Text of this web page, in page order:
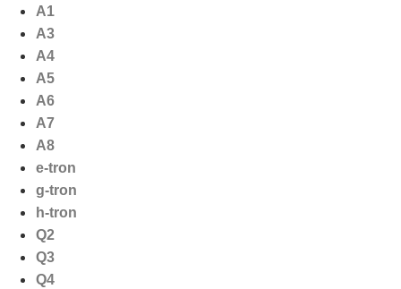
naar
inhoud
A1
A3
A4
A5
A6
A7
A8
e-tron
g-tron
h-tron
Q2
Q3
Q4